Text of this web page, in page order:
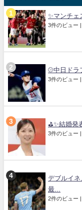
✨マンチェ
3件のビュー |
⚾中日ド
3件のビュー |
⛳✨結婚発
3件のビュー |
デブルイ
最...
2件のビュー |